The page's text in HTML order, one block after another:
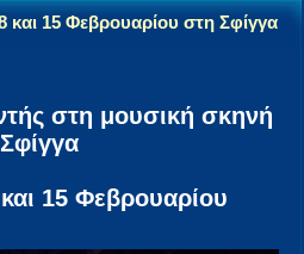
15 Φεβρουαρίου στη Σφίγγα
στη μουσική σκηνή
Σφίγγα
15 Φεβρουαρίου